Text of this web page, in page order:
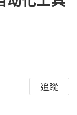
追蹤